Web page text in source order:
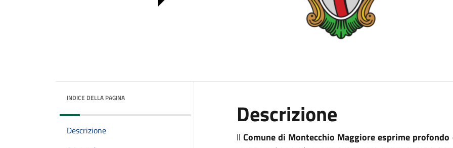
INDICE DELLA PAGINA
Descrizione
Descrizione
IlComune di Montecchio Maggiore esprime